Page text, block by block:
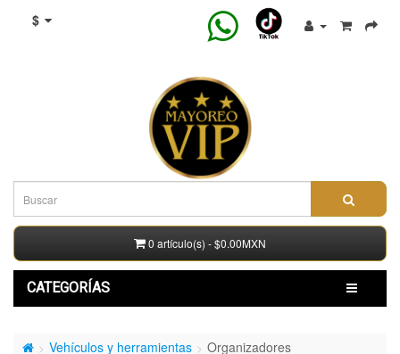
$
0 artículo(s) - $0.00MXN
CATEGORÍAS
Vehículos y herramientas Organizadores